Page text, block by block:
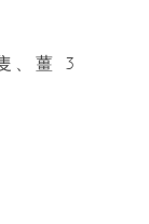
、薑 3